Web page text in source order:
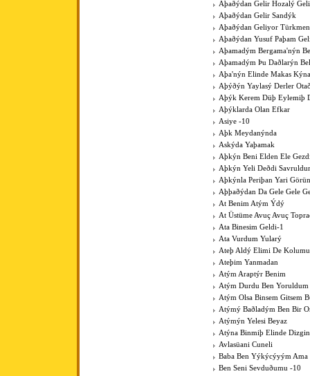
Aþaðýdan Gelir Hozalý
Aþaðýdan Gelir Sandýk
Aþaðýdan Geliyor
Aþaðýdan Yusuf Paþam
Aþamadým Bergama'nýn
Aþamadým Þu Daðlarýn
Aþa'nýn Elinde Makas
Aþýðýn Yaylasý Derler
Aþýk Kerem Düþ Eylemiþ
Aþýklarda Olan Efkar
Asiye -10
Aþk Meydanýnda
Askýda Yaþamak
Aþkýn Beni Elden Ele
Aþkýn Yeli Deðdi
Aþkýnla Periþan Yari
Aþþaðýdan Da Gele Gele
At Benim Atým Ýdý
At Üstüme Avuç Avuç
Ata Binesim Geldi-1
Ata Vurdum Yularý
Ateþ Aldý Elimi De Kolumu
Ateþim Yanmadan
Atým Araptýr Benim
Atým Durdu Ben Yoruldum
Atým Olsa Binsem Gitsem
Atýmý Baðladým Ben Bir
Atýmýn Yelesi Beyaz
Atýna Binmiþ Elinde
Avlasüani Cuneli
Baba Ben Yýkýcýyým
Ben Seni Sevduðumu -10